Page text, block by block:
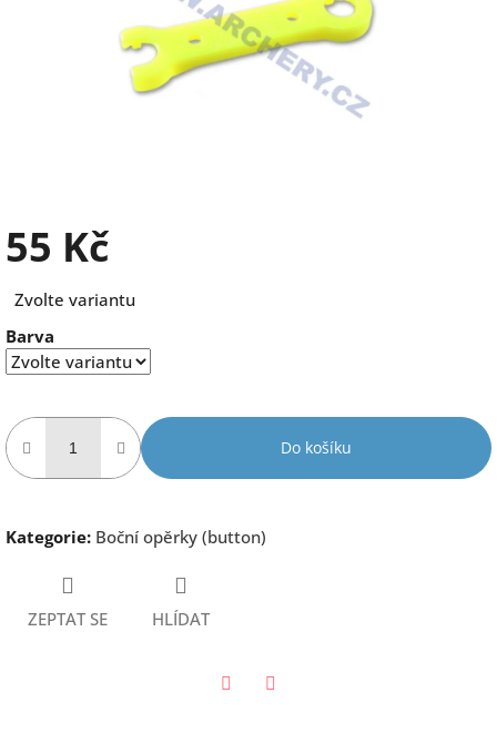
55 Kč
cena:
Zvolte variantu
Barva
Do košíku
Kategorie: Boční opěrky (button)
ZEPTAT SE HLÍDAT